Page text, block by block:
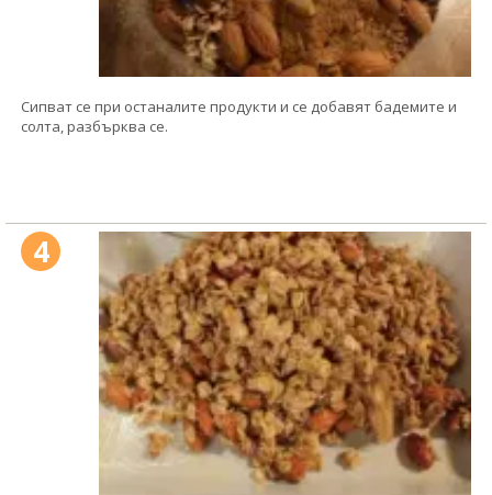
Сипват се при останалите продукти и се добавят бадемите и
солта, разбърква се.
4